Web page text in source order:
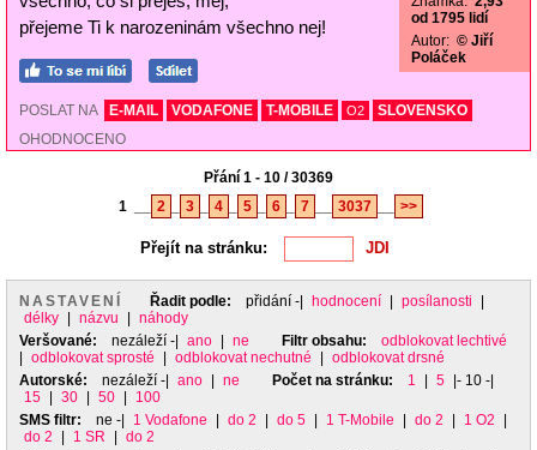
přejeme Ti k narozeninám všechno nej!
od 1795 lidí
Autor: © Jiří
Poláček
POSLAT NA E-MAIL VODAFONE T-MOBILE O2
SLOVENSKO
OHODNOCENO
Přání 1 - 10 / 30369
1
2 3 4 5 6 7 3037 >>
Přejít na stránku:
NASTAVENÍ Řadit podle: přidání -| hodnocení posílanosti
délky
názvu
náhody
Veršované:
nezáleží -| ano ne Filtr obsahu:
odblokovat lechtivé
odblokovat sprosté odblokovat nechutné
odblokovat drsné
Autorské:
nezáleží -| ano ne Počet na stránku: 1 5
|- 10 -|
15
30 50
100
SMS filtr:
ne -| 1 Vodafone do 2 do 5 1 T-Mobile do 2 1 O2
do 2
1 SR do 2